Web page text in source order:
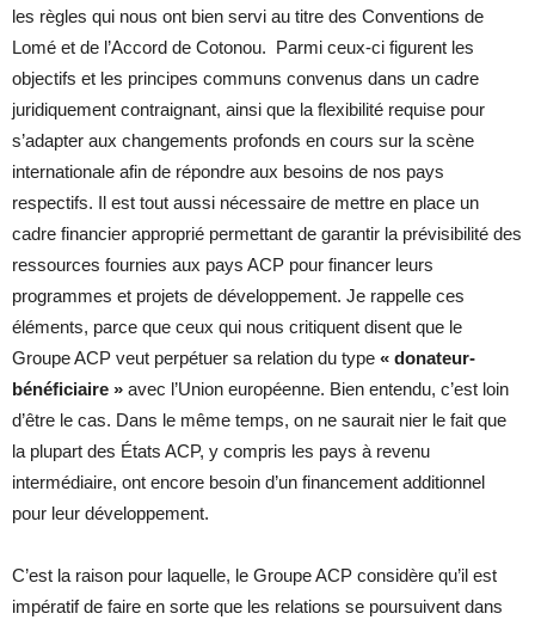
les règles qui nous ont bien servi au titre des Conventions de
Lomé et de l’Accord de Cotonou. Parmi ceux-ci figurent les
objectifs et les principes communs convenus dans un cadre
juridiquement contraignant, ainsi que la flexibilité requise pour
s’adapter aux changements profonds en cours sur la scène
internationale afin de répondre aux besoins de nos pays
respectifs. Il est tout aussi nécessaire de mettre en place un
cadre financier approprié permettant de garantir la prévisibilité des
ressources fournies aux pays ACP pour financer leurs
programmes et projets de développement. Je rappelle ces
éléments, parce que ceux qui nous critiquent disent que le
Groupe ACP veut perpétuer sa relation du type « donateur-
bénéficiaire » avec l’Union européenne. Bien entendu, c’est loin
d’être le cas. Dans le même temps, on ne saurait nier le fait que
la plupart des États ACP, y compris les pays à revenu
intermédiaire, ont encore besoin d’un financement additionnel
pour leur développement.
C’est la raison pour laquelle, le Groupe ACP considère qu’il est
impératif de faire en sorte que les relations se poursuivent dans